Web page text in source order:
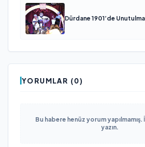
Dürdane 1901’de
YORUMLAR (0)
Bu habere henüz yorum
yazın.